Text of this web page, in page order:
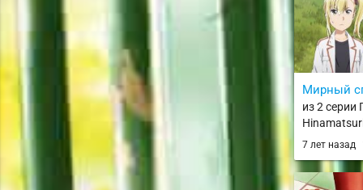
потомком
no Maou no
Shison-
Kayou
Мирный
из 2 серии
7 лет назад